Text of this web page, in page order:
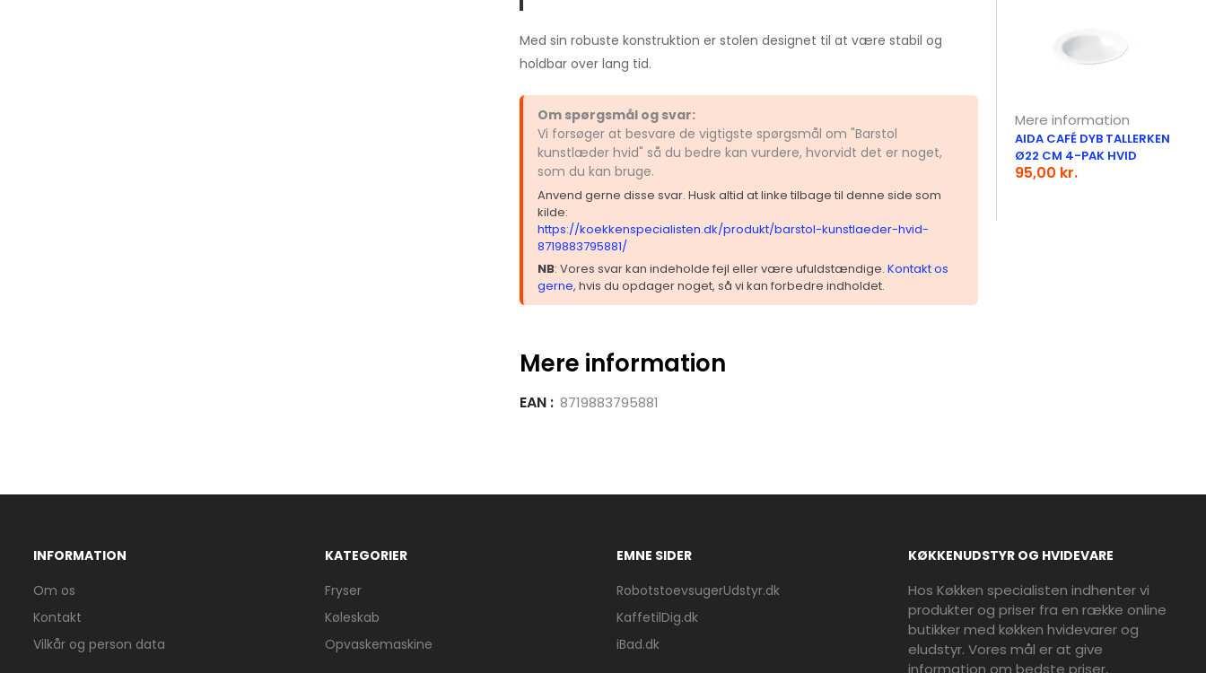
Med sin robuste konstruktion er stolen designet til at være stabil og
holdbar over lang tid.
Om spørgsmål og svar:
Vi forsøger at besvare de vigtigste spørgsmål om "Barstol
kunstlæder hvid" så du bedre kan vurdere, hvorvidt det er noget,
som du kan bruge.
Anvend gerne disse svar. Husk altid at linke tilbage til denne side som
kilde:
https://koekkenspecialisten.dk/produkt/barstol-kunstlaeder-hvid-
8719883795881/
NB: Vores svar kan indeholde fejl eller være ufuldstændige. Kontakt os
gerne, hvis du opdager noget, så vi kan forbedre indholdet.
Mere information
EAN : 8719883795881
Mere information
AIDA CAFÉ DYB TALLERKEN
Ø22 CM 4-PAK HVID
95,00 kr.
INFORMATION
Om os
Kontakt
Vilkår og person data
KATEGORIER
Fryser
Køleskab
Opvaskemaskine
EMNE SIDER
RobotstoevsugerUdstyr.dk
KaffetilDig.dk
iBad.dk
KØKKENUDSTYR OG HVIDEVARE
Hos Køkken specialisten indhenter vi
produkter og priser fra en række online
butikker med køkken hvidevarer og
eludstyr. Vores mål er at give
information om bedste priser,